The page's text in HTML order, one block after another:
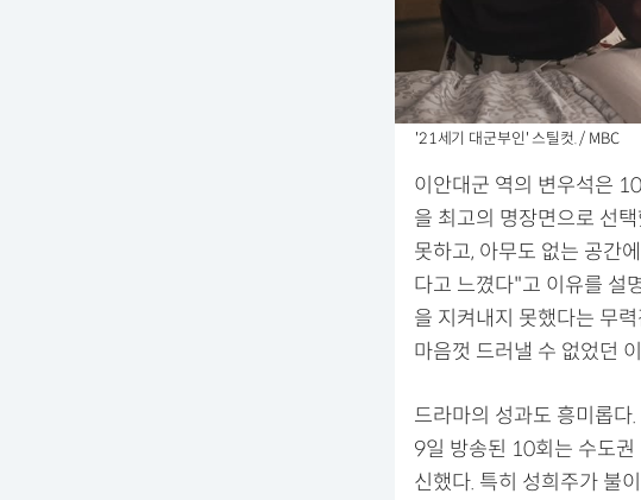
'21세기 대군부인' 스틸컷. / MBC
이안대군 역의 변우석은
을 최고의 명장면으로 선
못하고, 아무도 없는 공간
다고 느꼈다"고 이유를 설
을 지켜내지 못했다는 무
마음껏 드러낼 수 없었던
드라마의 성과도 흥미롭
9일 방송된 10회는 수도
신했다. 특히 성희주가 불